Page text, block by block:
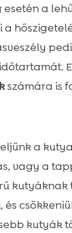
esetén a
a
számára is
a
vagy a
kutyáknak
kutyák